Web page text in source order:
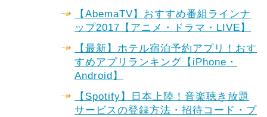
【AbemaTV】おすすめ番組ラインナ
ップ2017【アニメ・ドラマ・LIVE】
【最新】ホテル宿泊予約アプリ！おす
すめアプリランキング【iPhone・
Android】
【Spotify】日本上陸！音楽聴き放題
サービスの登録方法・招待コード・プ